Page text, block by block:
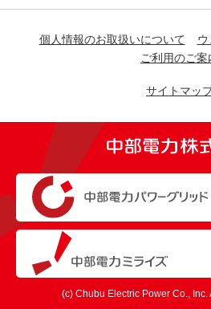
個人情報のお取扱いについて
ご利用のご案
サイトマッ
（新しいウィンドウを開き
（新しいウィンドウを開き
(c) Chubu Electric Power Co., Inc.